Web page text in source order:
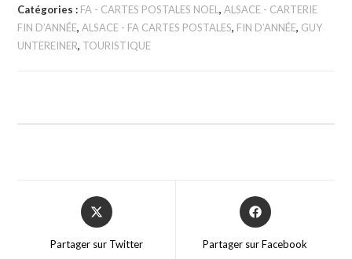
Catégories : FA - CARTES POSTALES NOEL,ALSACE - CARTERIE
FIN D’ANNÉE,ALSACE - FA CARTES POSTALES, FIN D’ANNÉE, GUY
UNTEREINER, TOURISTIQUE
Partager sur Twitter Partager sur Facebook